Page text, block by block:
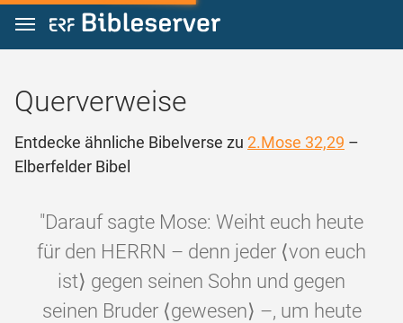
Zum Inhalt springen
Querverweise
Entdecke ähnliche Bibelverse zu 2.Mose 32,29 –
Elberfelder Bibel
"Darauf sagte Mose: Weiht euch heute
für den HERRN – denn jeder ⟨von euch
ist⟩ gegen seinen Sohn und gegen
seinen Bruder ⟨gewesen⟩ –, um heute